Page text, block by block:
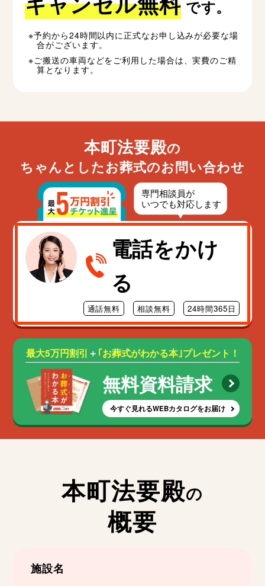
です。
予約から24時間以内に正式なお申し込みが必要な場
合がございます。
ご搬送の車両などをご利用した場合は、実費のご精
算となります。
本町法要殿の
ちゃんとしたお葬式のお問い合わせ
電話をかけ
る
通話無料 相談無料 24時間365日
最大5万円割引 ＋ ｢お葬式がわかる本｣プレゼント！
無料資料請求
今すぐ見れるWEBカタログをお届け
本町法要殿の
概要
施設名